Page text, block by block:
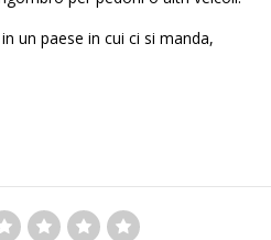
un paese in cui ci si manda,